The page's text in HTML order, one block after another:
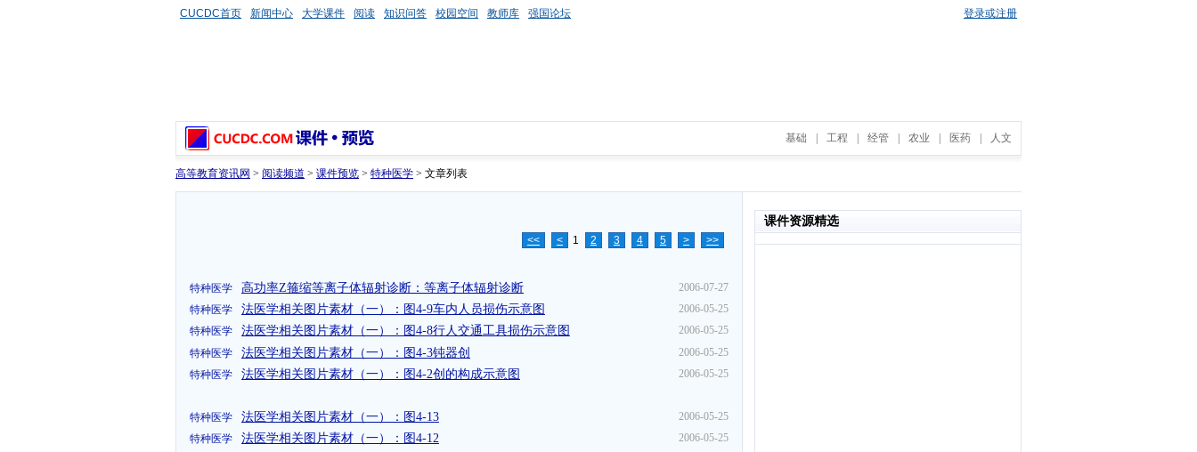
CUCDC首页 新闻中心 大学课件 阅读 知识问答 校园空间 教师库 强国论坛 登录或注册
基础 工程 经管 农业 医药 人文
高等教育资讯网 > 阅读频道 > 课件预览 > 特种医学 > 文章列表
<< < 1 2 3 4 5 > >>
2006-07-27
特种医学 高功率Z箍缩等离子体辐射诊断：等离子体辐射诊断
2006-05-25
特种医学 法医学相关图片素材（一）：图4-9车内人员损伤示意图
2006-05-25
特种医学 法医学相关图片素材（一）：图4-8行人交通工具损伤示意图
2006-05-25
特种医学 法医学相关图片素材（一）：图4-3钝器创
2006-05-25
特种医学 法医学相关图片素材（一）：图4-2创的构成示意图
2006-05-25
特种医学 法医学相关图片素材（一）：图4-13
2006-05-25
特种医学 法医学相关图片素材（一）：图4-12
课件资源精选